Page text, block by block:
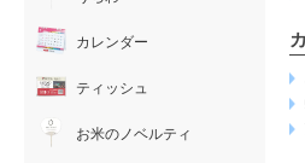
カレンダー
ティッシュ
お米のノベルティ